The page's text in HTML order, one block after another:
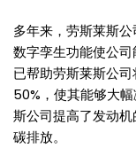
多年来，劳斯莱斯
数字孪生功能使公
已帮助劳斯莱斯公
50%，使其能够大
斯公司提高了发动
碳排放。